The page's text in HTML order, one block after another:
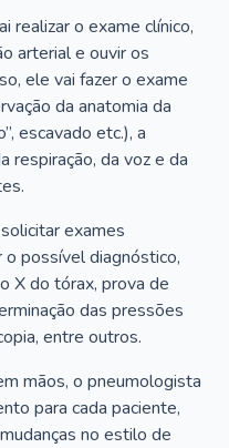
realizar o exame clínico,
arterial e ouvir os
ele vai fazer o exame
da anatomia da
escavado etc.), a
respiração, da voz e da
exames
possível diagnóstico,
X do tórax, prova de
das pressões
entre outros.
mãos, o pneumologista
para cada paciente,
no estilo de